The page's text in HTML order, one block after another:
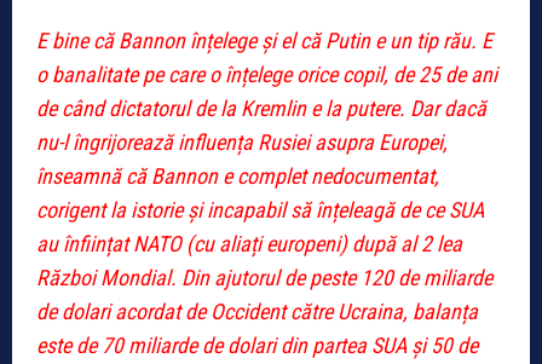
E bine că Bannon înțelege și el că Putin e un tip rău. E
o banalitate pe care o înțelege orice copil, de 25 de ani
de când dictatorul de la Kremlin e la putere. Dar dacă
nu-l îngrijorează influența Rusiei asupra Europei,
înseamnă că Bannon e complet nedocumentat,
corigent la istorie și incapabil să înțeleagă de ce SUA
au înființat NATO (cu aliați europeni) după al 2 lea
Război Mondial. Din ajutorul de peste 120 de miliarde
de dolari acordat de Occident către Ucraina, balanța
este de 70 miliarde de dolari din partea SUA și 50 de